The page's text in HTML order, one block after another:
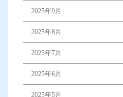
2025年9月
2025年8月
2025年7月
2025年6月
2025年5月